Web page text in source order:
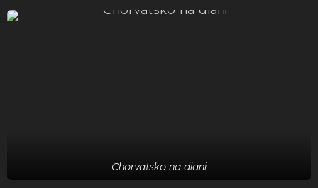
Chorvatsko na dlani